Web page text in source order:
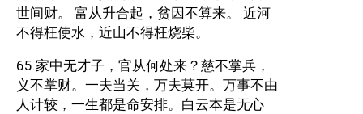
世间财。 富从升合起，贫因不算来。 近河
不得枉使水，近山不得枉烧柴。
65.家中无才子，官从何处来？慈不掌兵，
义不掌财。一夫当关，万夫莫开。万事不由
人计较，一生都是命安排。白云本是无心